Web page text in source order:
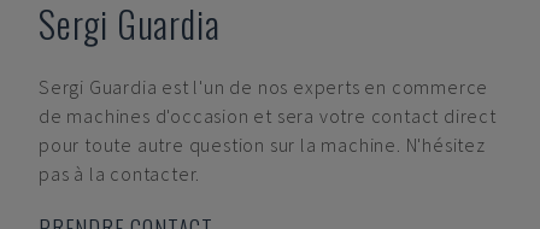
Sergi Guardia
Sergi Guardia est l'un de nos experts en commerce
de machines d'occasion et sera votre contact direct
pour toute autre question sur la machine. N'hésitez
pas à la contacter.